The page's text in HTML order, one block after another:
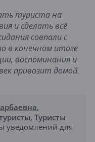
туриста на
и сделать всё
совпали с
в конечном итоге
воспоминания и
привозит домой.
,
, Туристы
уведомлений для